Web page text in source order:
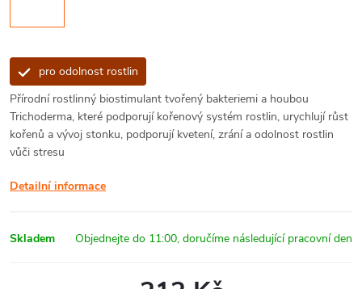
pro odolnost rostlin
Přírodní rostlinný biostimulant tvořený bakteriemi a houbou
Trichoderma, které podporují kořenový systém rostlin, urychlují růst
kořenů a vývoj stonku, podporují kvetení, zrání a odolnost rostlin
vůči stresu
Detailní informace
Skladem